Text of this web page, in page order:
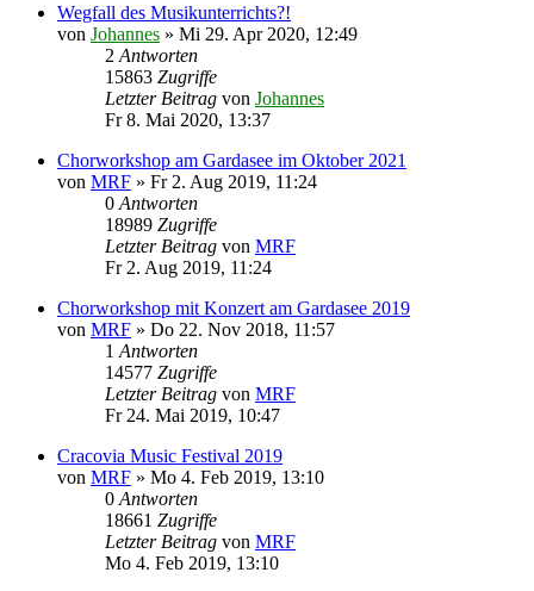
Wegfall des Musikunterrichts?!
von Johannes » Mi 29. Apr 2020, 12:49
2 Antworten
15863 Zugriffe
Letzter Beitrag von Johannes
Fr 8. Mai 2020, 13:37
Chorworkshop am Gardasee im Oktober 2021
von MRF » Fr 2. Aug 2019, 11:24
0 Antworten
18989 Zugriffe
Letzter Beitrag von MRF
Fr 2. Aug 2019, 11:24
Chorworkshop mit Konzert am Gardasee 2019
von MRF » Do 22. Nov 2018, 11:57
1 Antworten
14577 Zugriffe
Letzter Beitrag von MRF
Fr 24. Mai 2019, 10:47
Cracovia Music Festival 2019
von MRF » Mo 4. Feb 2019, 13:10
0 Antworten
18661 Zugriffe
Letzter Beitrag von MRF
Mo 4. Feb 2019, 13:10